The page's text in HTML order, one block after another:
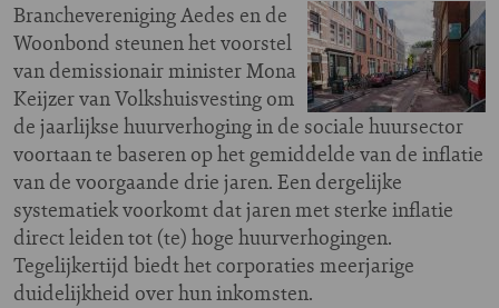
Branchevereniging Aedes en de
Woonbond steunen het voorstel
van demissionair minister Mona
Keijzer van Volkshuisvesting om
de jaarlijkse huurverhoging in de sociale huursector
voortaan te baseren op het gemiddelde van de inflatie
van de voorgaande drie jaren. Een dergelijke
systematiek voorkomt dat jaren met sterke inflatie
direct leiden tot (te) hoge huurverhogingen.
Tegelijkertijd biedt het corporaties meerjarige
duidelijkheid over hun inkomsten.